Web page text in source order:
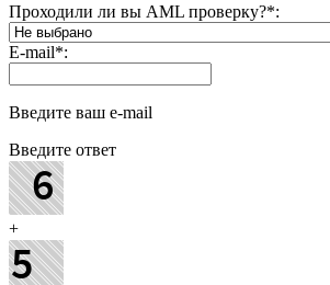
Проходили ли вы AML проверку?*:
E-mail*:
Введите ваш e-mail
Введите ответ
+